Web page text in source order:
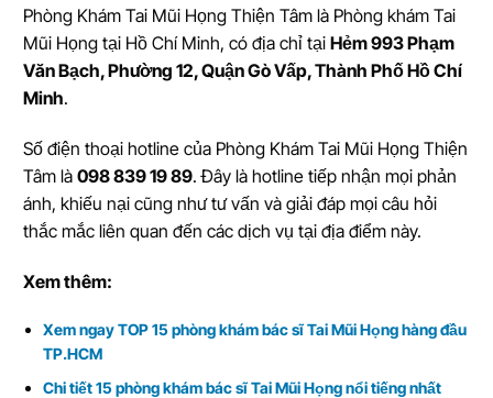
Phòng Khám Tai Mũi Họng Thiện Tâm là Phòng khám Tai
Mũi Họng tại Hồ Chí Minh, có địa chỉ tại Hẻm 993 Phạm
Văn Bạch, Phường 12, Quận Gò Vấp, Thành Phố Hồ Chí
Minh.
Số điện thoại hotline của Phòng Khám Tai Mũi Họng Thiện
Tâm là 098 839 19 89. Đây là hotline tiếp nhận mọi phản
ánh, khiếu nại cũng như tư vấn và giải đáp mọi câu hỏi
thắc mắc liên quan đến các dịch vụ tại địa điểm này.
Xem thêm:
Xem ngay TOP 15 phòng khám bác sĩ Tai Mũi Họng hàng đầu
TP.HCM
Chi tiết 15 phòng khám bác sĩ Tai Mũi Họng nổi tiếng nhất